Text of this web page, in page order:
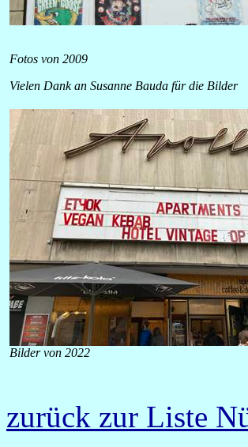
Fotos von 2009
Vielen Dank an Susanne Bauda für die Bilder
Bilder von 2022
zurück zur Liste